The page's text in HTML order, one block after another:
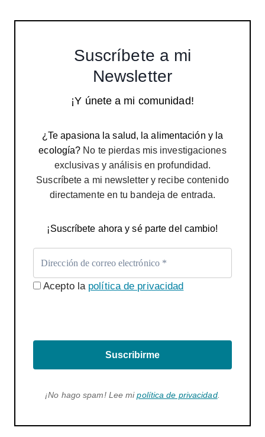
Suscríbete a mi
Newsletter
¡Y únete a mi comunidad!
¿Te apasiona la salud, la alimentación y la
ecología? No te pierdas mis investigaciones
exclusivas y análisis en profundidad.
Suscríbete a mi newsletter y recibe contenido
directamente en tu bandeja de entrada.
¡Suscríbete ahora y sé parte del cambio!
Acepto la política de privacidad
Suscribirme
¡No hago spam! Lee mipolítica de privacidad.